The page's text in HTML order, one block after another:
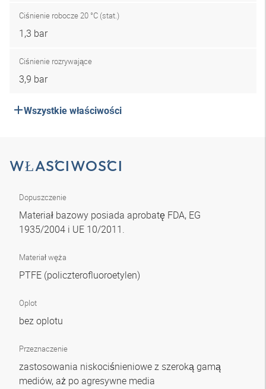
Ciśnienie robocze 20 °C (stat.)
1,3 bar
Ciśnienie rozrywające
3,9 bar
Wszystkie właściwości
WŁAŚCIWOŚCI
Dopuszczenie
Materiał bazowy posiada aprobatę FDA, EG
1935/2004 i UE 10/2011.
Materiał węża
PTFE (policzterofluoroetylen)
Oplot
bez oplotu
Przeznaczenie
zastosowania niskociśnieniowe z szeroką gamą
mediów, aż po agresywne media